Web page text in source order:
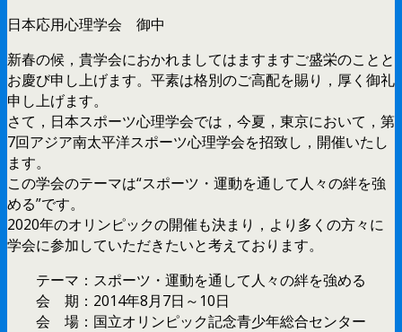
日本応用心理学会 御中
新春の候，貴学会におかれましてはますますご盛栄のことと
お慶び申し上げます。平素は格別のご高配を賜り，厚く御礼
申し上げます。
さて，日本スポーツ心理学会では，今夏，東京において，第
7回アジア南太平洋スポーツ心理学会を招致し，開催いたし
ます。
この学会のテーマは“スポーツ・運動を通して人々の絆を強
める”です。
2020年のオリンピックの開催も決まり，より多くの方々に
学会に参加していただきたいと考えております。
テーマ：スポーツ・運動を通して人々の絆を強める
会 期：2014年8月7日～10日
会 場：国立オリンピック記念青少年総合センター